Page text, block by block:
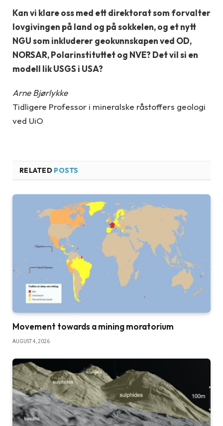
Kan vi klare oss med ett direktorat som forvalter
lovgivingen på land og på sokkelen, og et nytt
NGU som inkluderer geokunnskapen ved OD,
NORSAR, Polarinstituttet og NVE? Det vil si en
modell lik USGS i USA?
Arne Bjørlykke
Tidligere Professor i mineralske råstoffers geologi
ved UiO
RELATED POSTS
Movement towards a mining moratorium
AUGUST 4, 2026